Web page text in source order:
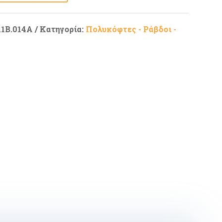
Κατηγορία: Πολυκόφτες - Ράβδοι -